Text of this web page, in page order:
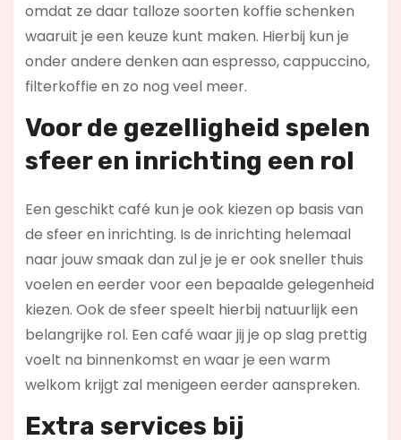
omdat ze daar talloze soorten koffie schenken
waaruit je een keuze kunt maken. Hierbij kun je
onder andere denken aan espresso, cappuccino,
filterkoffie en zo nog veel meer.
Voor de gezelligheid spelen
sfeer en inrichting een rol
Een geschikt café kun je ook kiezen op basis van
de sfeer en inrichting. Is de inrichting helemaal
naar jouw smaak dan zul je je er ook sneller thuis
voelen en eerder voor een bepaalde gelegenheid
kiezen. Ook de sfeer speelt hierbij natuurlijk een
belangrijke rol. Een café waar jij je op slag prettig
voelt na binnenkomst en waar je een warm
welkom krijgt zal menigeen eerder aanspreken.
Extra services bij